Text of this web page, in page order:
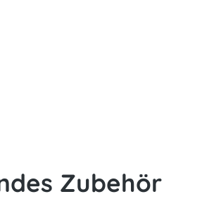
LVS 2,5m
Zubehör